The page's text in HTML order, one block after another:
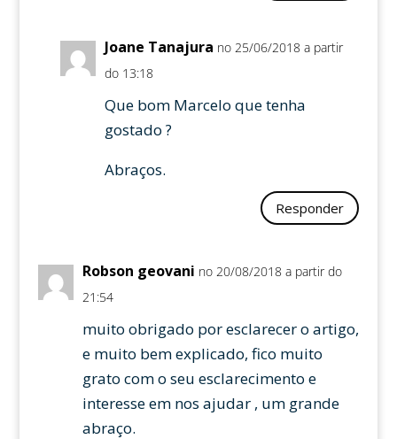
Joane Tanajura no 25/06/2018 a partir
do 13:18
Que bom Marcelo que tenha
gostado ?
Abraços.
Responder
Robson geovani no 20/08/2018 a partir do
21:54
muito obrigado por esclarecer o artigo,
e muito bem explicado, fico muito
grato com o seu esclarecimento e
interesse em nos ajudar , um grande
abraço.